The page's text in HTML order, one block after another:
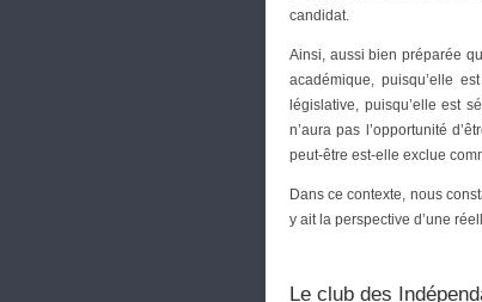
candidat.
Ainsi, aussi bien préparée
académique, puisqu’elle
législative, puisqu’elle est
n’aura pas l’opportunité
peut-être est-elle exclue
Dans ce contexte, nous
y ait la perspective d’une
Le club des